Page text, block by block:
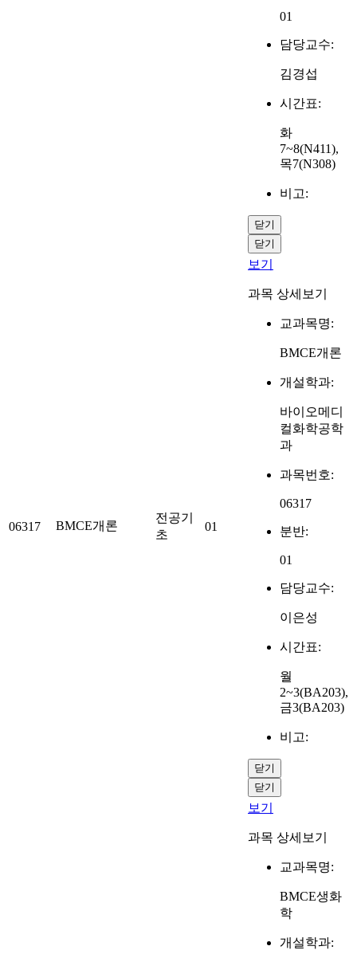
01
담당교수:
김경섭
시간표:
화
7~8(N411),
목7(N308)
비고:
닫기
닫기
06317 BMCE개론
전공기
초
01
보기
과목 상세보기
교과목명:
BMCE개론
개설학과:
바이오메디
컬화학공학
과
과목번호:
06317
분반:
01
담당교수:
이은성
시간표:
월
2~3(BA203),
금3(BA203)
비고:
닫기
닫기
보기
과목 상세보기
교과목명:
BMCE생화
학
개설학과: